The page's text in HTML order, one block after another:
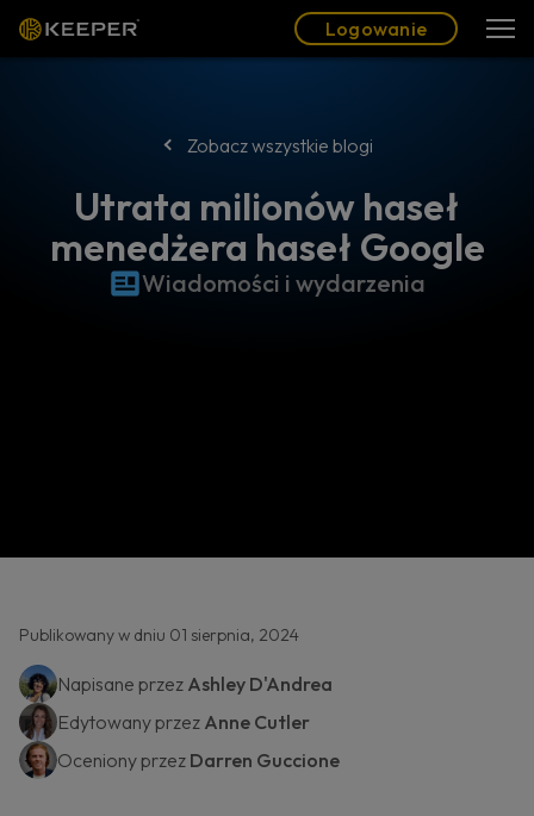
Logowanie
Zobacz wszystkie blogi
Utrata milionów haseł
menedżera haseł Google
Wiadomości i wydarzenia
Publikowany w dniu 01 sierpnia, 2024
Napisane przez Ashley D'Andrea
Edytowany przez Anne Cutler
Oceniony przez Darren Guccione